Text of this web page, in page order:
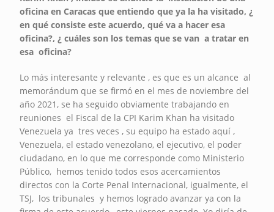
oficina en Caracas que entiendo que ya la ha visitado, ¿
en qué consiste este acuerdo, qué va a hacer esa
oficina?, ¿ cuáles son los temas que se van a tratar en
esa oficina?
Lo más interesante y relevante , es que es un alcance al
memorándum que se firmó en el mes de noviembre del
año 2021, se ha seguido obviamente trabajando en
reuniones el Fiscal de la CPI Karim Khan ha visitado
Venezuela ya tres veces , su equipo ha estado aquí ,
Venezuela, el estado venezolano, el ejecutivo, el poder
ciudadano, en lo que me corresponde como Ministerio
Público, hemos tenido todos esos acercamientos
directos con la Corte Penal Internacional, igualmente, el
TSJ, los tribunales y hemos logrado avanzar ya con la